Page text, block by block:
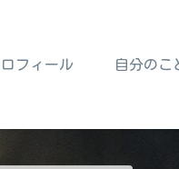
フィール 自分のこ